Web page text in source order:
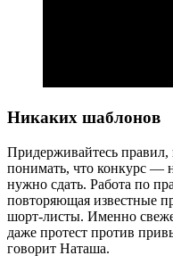
Никаких шаблонов
Придерживайтесь
понимать, что конкурс —
нужно сдать. Работа по
повторяющая известные
шорт-листы. Именно
даже протест против
говорит Наташа.